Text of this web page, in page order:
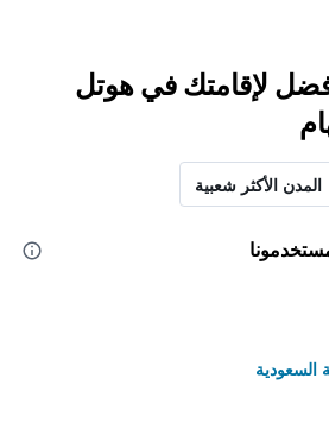
لإقامتك في هوتل
المدن الأكثر شعبية
السعودية